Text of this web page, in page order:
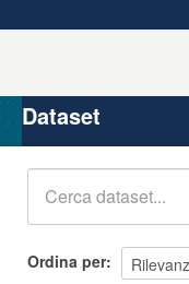
Organizzazioni
Gruppi
Dataset
Ordina per